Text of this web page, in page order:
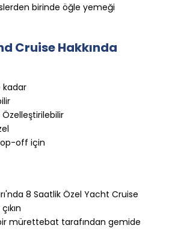
birinde öğle yemeği
Cruise Hakkında
kadar
off için
8 Saatlik Özel Yacht Cruise
mürettebat tarafından gemide